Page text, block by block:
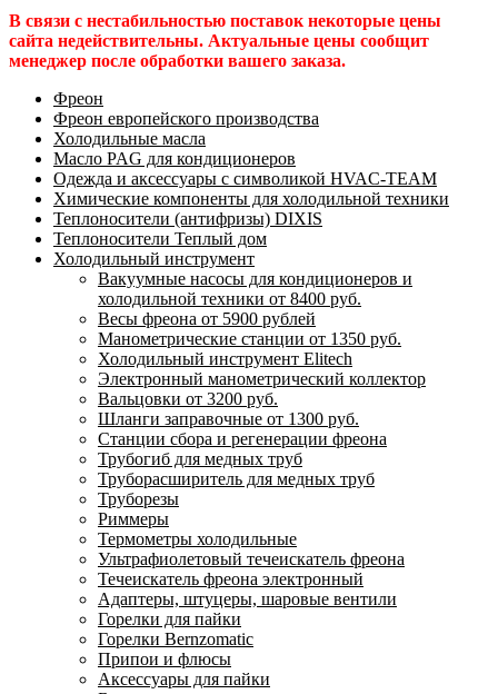
В связи с нестабильностью поставок некоторые цены
сайта недействительны. Актуальные цены сообщит
менеджер после обработки вашего заказа.
Фреон
Фреон европейского производства
Холодильные масла
Масло PAG для кондиционеров
Одежда и аксессуары с символикой HVAC-TEAM
Химические компоненты для холодильной техники
Теплоносители (антифризы) DIXIS
Теплоносители Теплый дом
Холодильный инструмент
Вакуумные насосы для кондиционеров и
холодильной техники от 8400 руб.
Весы фреона от 5900 рублей
Манометрические станции от 1350 руб.
Холодильный инструмент Elitech
Электронный манометрический коллектор
Вальцовки от 3200 руб.
Шланги заправочные от 1300 руб.
Станции сбора и регенерации фреона
Трубогиб для медных труб
Труборасширитель для медных труб
Труборезы
Риммеры
Термометры холодильные
Ультрафиолетовый течеискатель фреона
Течеискатель фреона электронный
Адаптеры, штуцеры, шаровые вентили
Горелки для пайки
Горелки Bernzomatic
Припои и флюсы
Аксессуары для пайки